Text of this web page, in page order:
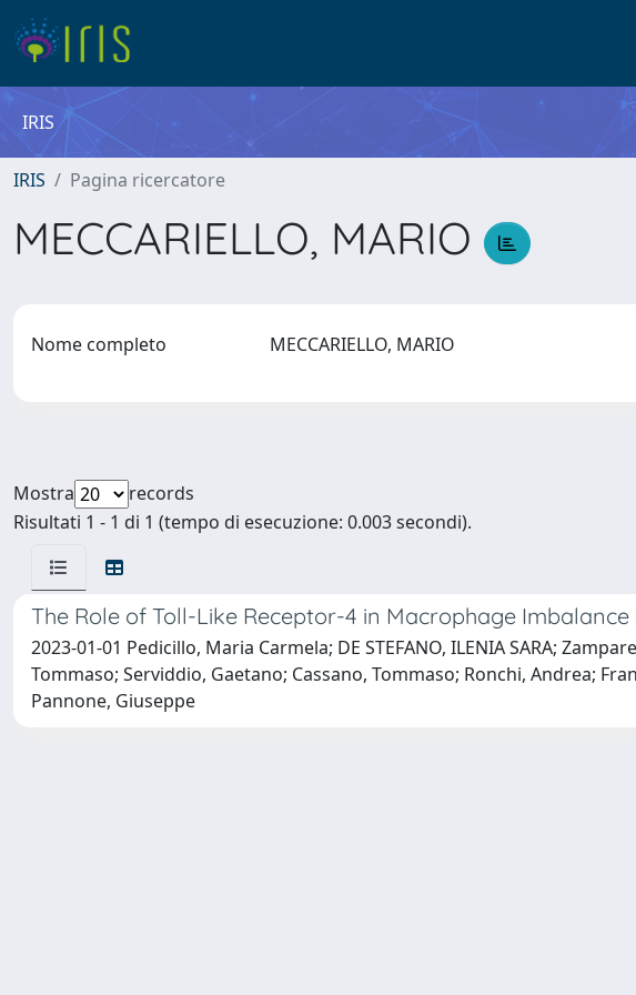
IRIS
IRIS Pagina ricercatore
MECCARIELLO, MARIO
Nome completo MECCARIELLO, MARIO
Mostra
records
Risultati 1 - 1 di 1 (tempo di esecuzione: 0.003 secondi).
The Role of Toll-Like Receptor-4 in Macrophage
2023-01-01 Pedicillo, Maria Carmela; DE STEFANO, ILENIA SARA;
Tommaso; Serviddio, Gaetano; Cassano, Tommaso; Ronchi, Andrea;
Pannone, Giuseppe